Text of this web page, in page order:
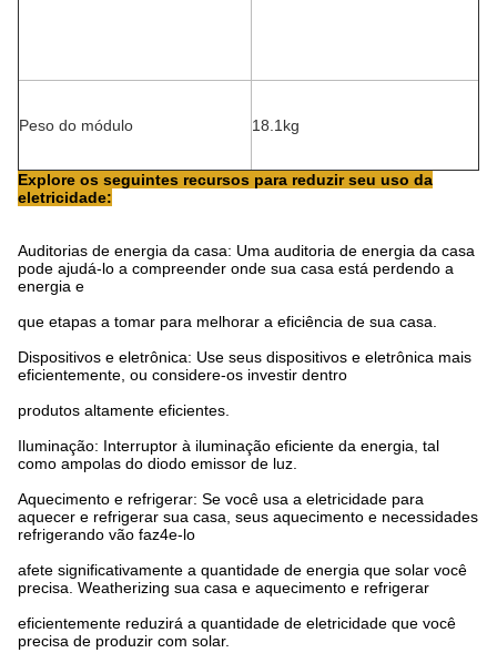
Peso do módulo 18.1kg
Explore os seguintes recursos para reduzir seu uso da
eletricidade:
Auditorias de energia da casa: Uma auditoria de energia da casa
pode ajudá-lo a compreender onde sua casa está perdendo a
energia e
que etapas a tomar para melhorar a eficiência de sua casa.
Dispositivos e eletrônica: Use seus dispositivos e eletrônica mais
eficientemente, ou considere-os investir dentro
produtos altamente eficientes.
Iluminação: Interruptor à iluminação eficiente da energia, tal
como ampolas do diodo emissor de luz.
Aquecimento e refrigerar: Se você usa a eletricidade para
aquecer e refrigerar sua casa, seus aquecimento e necessidades
refrigerando vão faz4e-lo
afete significativamente a quantidade de energia que solar você
precisa. Weatherizing sua casa e aquecimento e refrigerar
eficientemente reduzirá a quantidade de eletricidade que você
precisa de produzir com solar.